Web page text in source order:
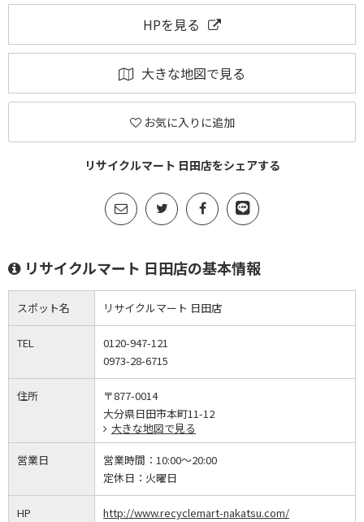
HPを見る
大きな地図で見る
お気に入りに追加
リサイクルマート 日田店をシェアする
リサイクルマート 日田店の基本情報
スポット名 リサイクルマート 日田店
TEL
0120-947-121
0973-28-6715
住所
〒877-0014
大分県日田市本町11-12
大きな地図で見る
営業日 営業時間： 10:00～20:00
定休日： 火曜日
HP http://www.recyclemart-nakatsu.com/